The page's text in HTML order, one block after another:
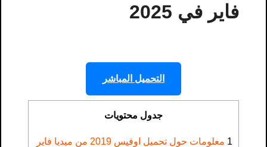
فاير في 2025
التحميل المباشر
جدول محتويات
1
معلومات حول تحميل اوفيس 2019 من ميديا فاير​